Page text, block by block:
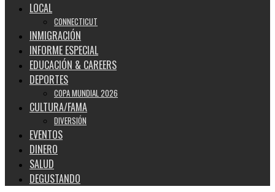
LOCAL
CONNECTICUT
INMIGRACIÓN
INFORME ESPECIAL
EDUCACIÓN & CAREERS
DEPORTES
COPA MUNDIAL 2026
CULTURA/FAMA
DIVERSIÓN
EVENTOS
DINERO
SALUD
DEGUSTANDO